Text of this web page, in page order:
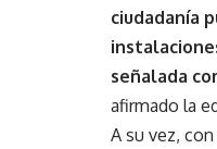
ciudadanía
señalada
afirmado la
A su vez,